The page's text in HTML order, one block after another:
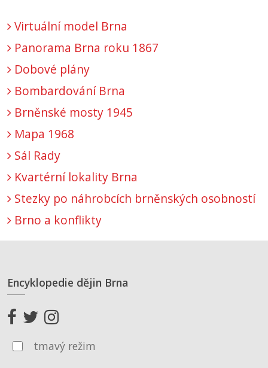
Virtuální model Brna
Panorama Brna roku 1867
Dobové plány
Bombardování Brna
Brněnské mosty 1945
Mapa 1968
Sál Rady
Kvartérní lokality Brna
Stezky po náhrobcích brněnských osobností
Brno a konflikty
Encyklopedie dějin Brna
tmavý režim